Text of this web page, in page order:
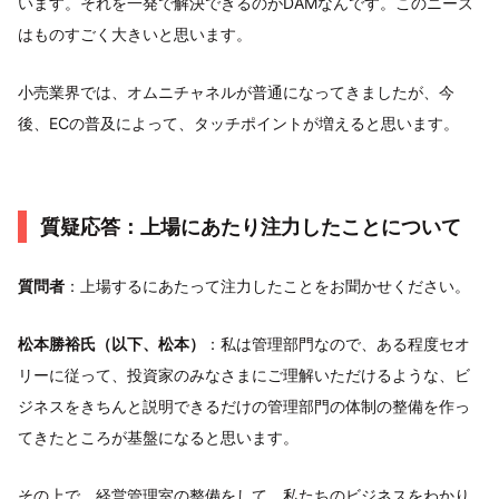
はものすごく大きいと思います。
小売業界では、オムニチャネルが普通になってきましたが、今
後、ECの普及によって、タッチポイントが増えると思います。
質疑応答：上場にあたり注力したことについて
質問者 ：上場するにあたって注力したことをお聞かせください。
松本勝裕氏（以下、松本）
：私は管理部門なので、ある程度セオ
リーに従って、投資家のみなさまにご理解いただけるような、ビ
ジネスをきちんと説明できるだけの管理部門の体制の整備を作っ
てきたところが基盤になると思います。